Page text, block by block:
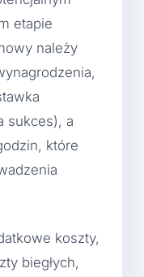
etapie
należy
sukces), a
które
koszty,
biegłych,